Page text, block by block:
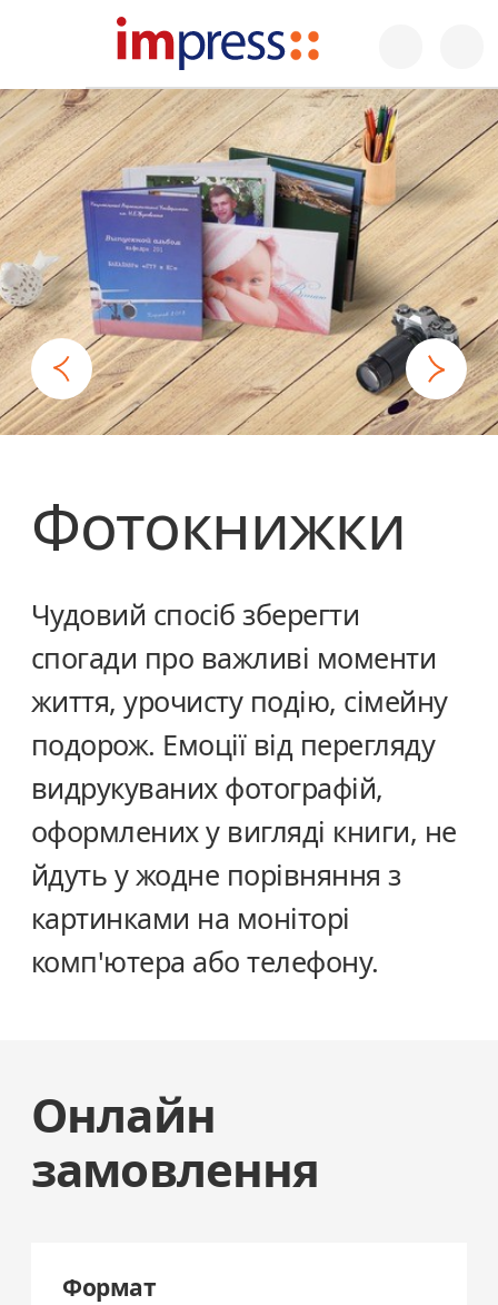
Фотокнижки
Чудовий спосіб зберегти
спогади про важливі моменти
життя, урочисту подію, сімейну
подорож. Емоції від перегляду
видрукуваних фотографій,
оформлених у вигляді книги, не
йдуть у жодне порівняння з
картинками на моніторі
комп'ютера або телефону.
Онлайн
замовлення
Формат